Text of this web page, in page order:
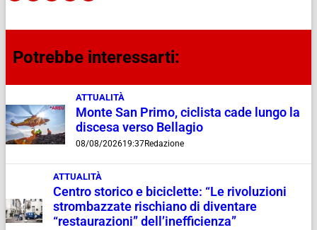
Potrebbe interessarti:
ATTUALITÀ
Monte San Primo, ciclista cade lungo la
discesa verso Bellagio
08/08/202619:37Redazione
ATTUALITÀ
Centro storico e biciclette: “Le rivoluzioni
strombazzate rischiano di diventare
“restaurazioni” dell’inefficienza”